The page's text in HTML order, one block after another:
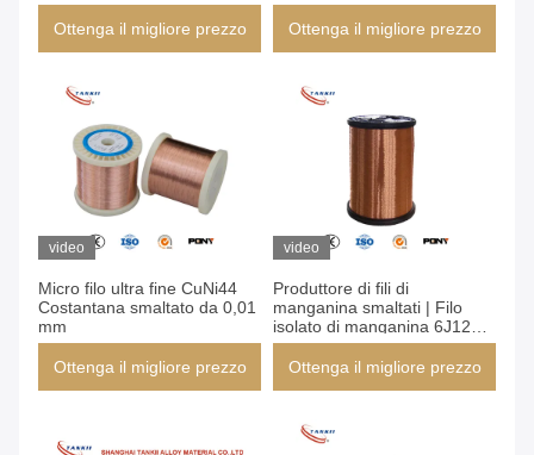
resistenza della corrosione
per la torre di raffreddamento
Ottenga il migliore prezzo
resistenza dell'emettitore
Ottenga il migliore prezzo
video
Micro filo ultra fine CuNi44
Costantana smaltato da 0,01
mm
Ottenga il migliore prezzo
video
Produttore di fili di
manganina smaltati | Filo
isolato di manganina 6J12
6J8 6J11 6J13
Ottenga il migliore prezzo